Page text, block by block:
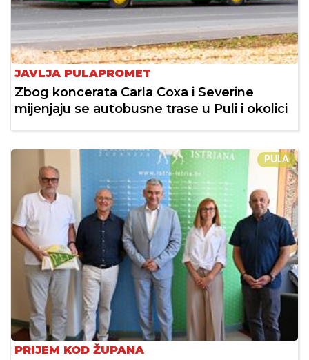
JAVLJA PULAPROMET
Zbog koncerata Carla Coxa i Severine
mijenjaju se autobusne trase u Puli i okolici
PULA
PRIJEM KOD ŽUPANA